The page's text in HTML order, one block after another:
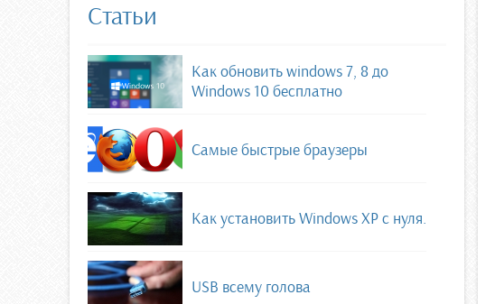
Статьи
Как обновить windows 7, 8 до
Windows 10 бесплатно
Самые быстрые браузеры
Как установить Windows XP с нуля.
USB всему голова